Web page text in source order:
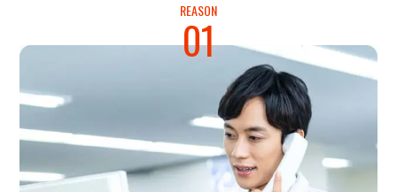
REASON
01